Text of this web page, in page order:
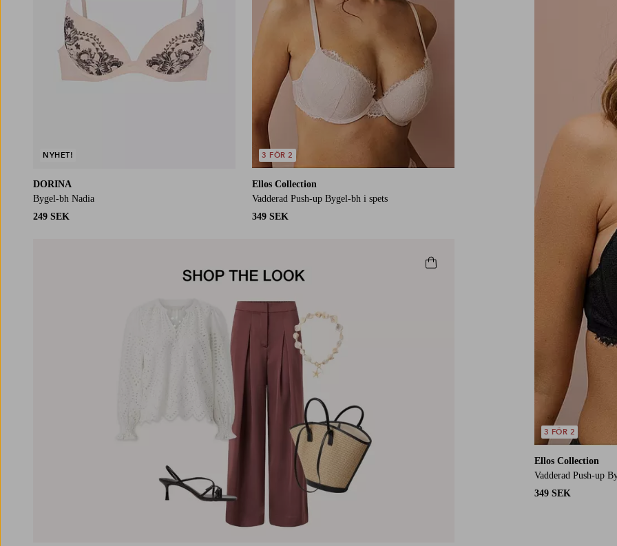
Ellos Collection
Vadderad Push-up
349 SEK
3 FÖR 2
DORINA
Bygel-bh Nadia
249 SEK
NYHET!
Ellos Collection
Vadderad Push-up Bygel-bh i spets
349 SEK
3 FÖR 2